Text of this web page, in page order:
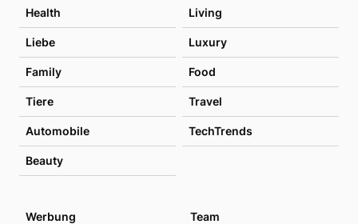
Health Living
Liebe Luxury
Family Food
Tiere Travel
Automobile TechTrends
Beauty
Werbung Team